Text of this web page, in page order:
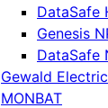
DataSafe
Genesis
DataSafe
Gewald Electric
MONBAT